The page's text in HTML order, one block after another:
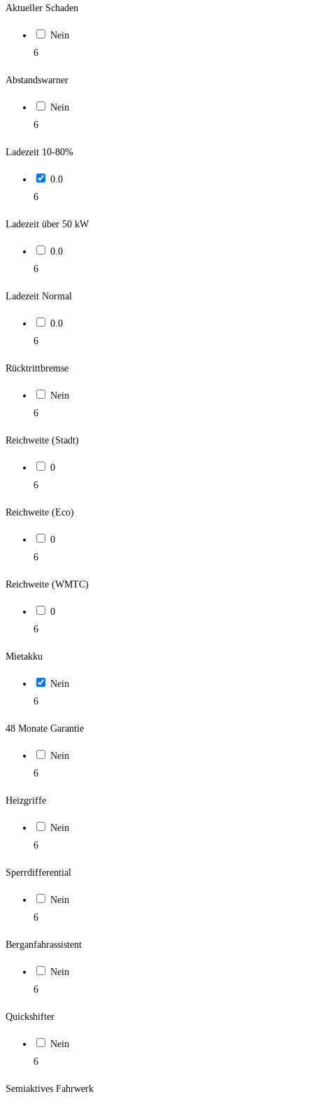
Aktueller Schaden
Nein
6
Abstandswarner
Nein
6
Ladezeit 10-80%
0.0
6
Ladezeit über 50 kW
0.0
6
Ladezeit Normal
0.0
6
Rücktrittbremse
Nein
6
Reichweite (Stadt)
0
6
Reichweite (Eco)
0
6
Reichweite (WMTC)
0
6
Mietakku
Nein
6
48 Monate Garantie
Nein
6
Heizgriffe
Nein
6
Sperrdifferential
Nein
6
Berganfahrassistent
Nein
6
Quickshifter
Nein
6
Semiaktives Fahrwerk